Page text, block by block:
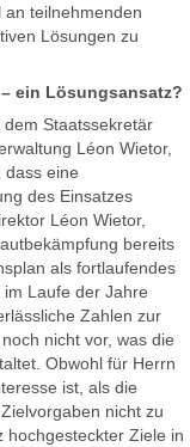
teilnehmenden
Lösungen zu
ein Lösungsansatz?
Staatssekretär
Léon Wietor,
dass eine
des Einsatzes
Léon Wietor,
bereits
als fortlaufendes
Laufe der Jahre
Zahlen zur
nicht vor, was die
Obwohl für Herrn
ist, als die
nicht zu
hochgesteckter Ziele in